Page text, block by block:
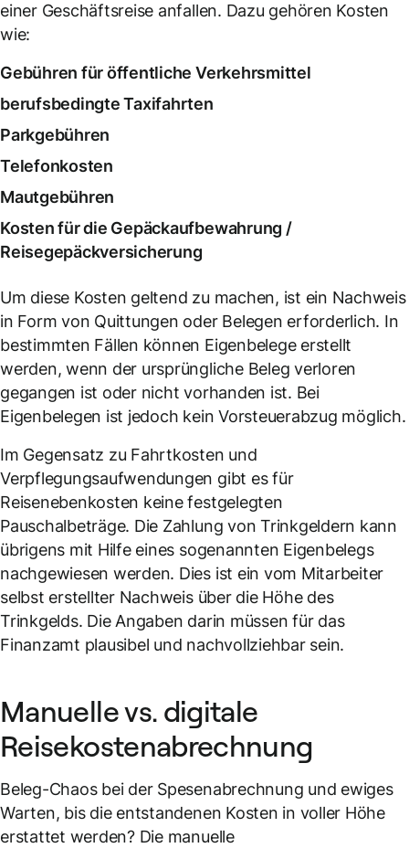
einer Geschäftsreise anfallen. Dazu gehören Kosten
wie:
Gebühren für öffentliche Verkehrsmittel
berufsbedingte Taxifahrten
Parkgebühren
Telefonkosten
Mautgebühren
Kosten für die Gepäckaufbewahrung /
Reisegepäckversicherung
Um diese Kosten geltend zu machen, ist ein Nachweis
in Form von Quittungen oder Belegen erforderlich. In
bestimmten Fällen können Eigenbelege erstellt
werden, wenn der ursprüngliche Beleg verloren
gegangen ist oder nicht vorhanden ist. Bei
Eigenbelegen ist jedoch kein Vorsteuerabzug möglich.
Im Gegensatz zu Fahrtkosten und
Verpflegungsaufwendungen gibt es für
Reisenebenkosten keine festgelegten
Pauschalbeträge. Die Zahlung von Trinkgeldern kann
übrigens mit Hilfe eines sogenannten Eigenbelegs
nachgewiesen werden. Dies ist ein vom Mitarbeiter
selbst erstellter Nachweis über die Höhe des
Trinkgelds. Die Angaben darin müssen für das
Finanzamt plausibel und nachvollziehbar sein.
Manuelle vs. digitale
Reisekostenabrechnung
Beleg-Chaos bei der Spesenabrechnung und ewiges
Warten, bis die entstandenen Kosten in voller Höhe
erstattet werden? Die manuelle